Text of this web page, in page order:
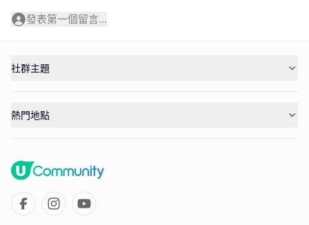
發表第一個留言...
社群主題
熱門地點